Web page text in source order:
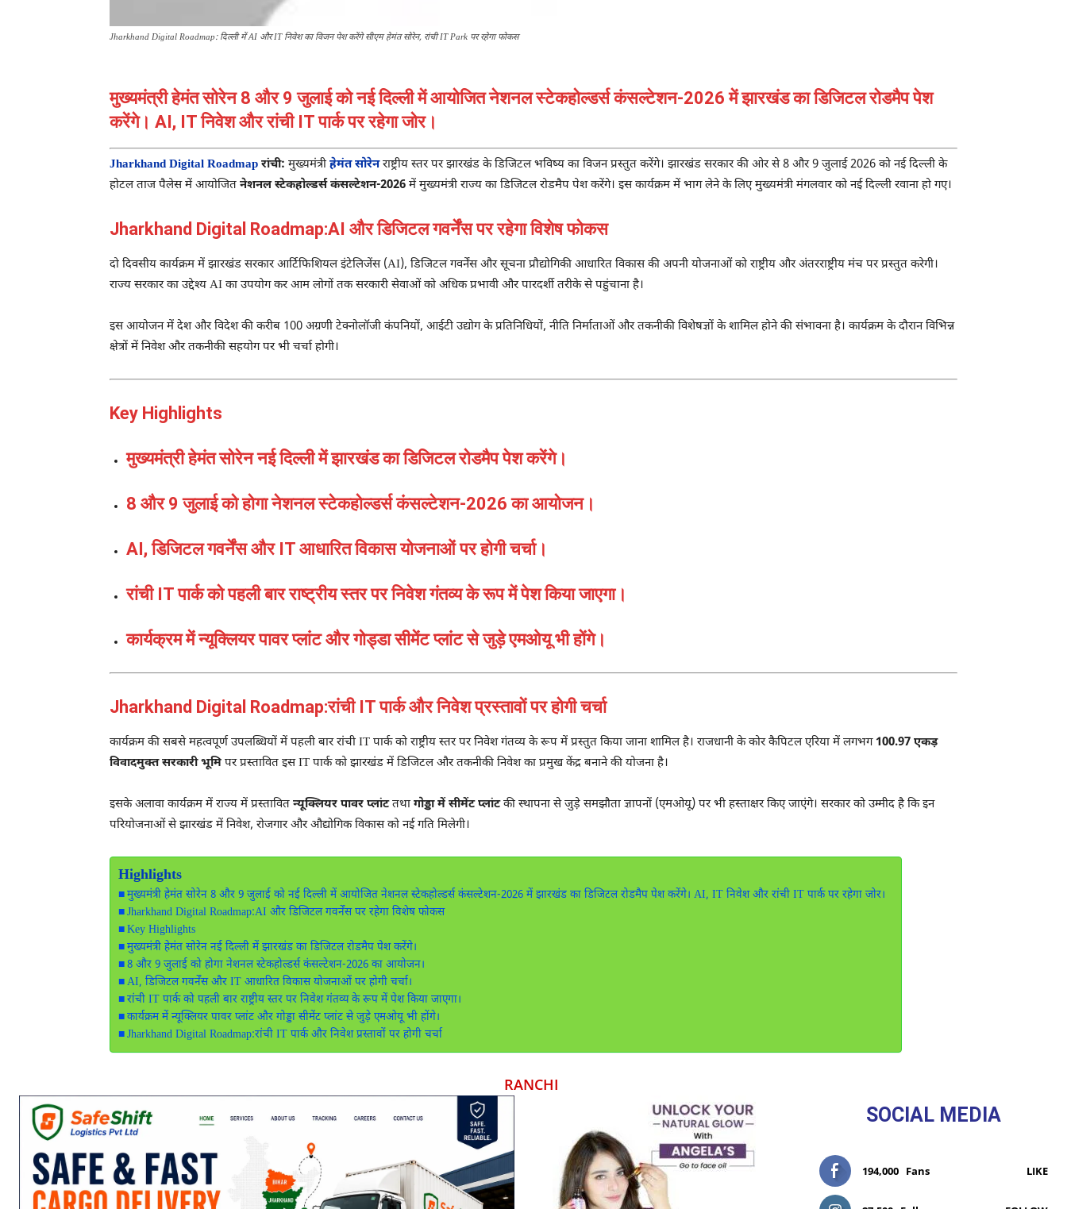
Jharkhand Digital Roadmap: दिल्ली में AI और IT निवेश का विजन पेश करेंगे सीएम हेमंत सोरेन, रांची IT Park पर रहेगा फोकस
मुख्यमंत्री हेमंत सोरेन 8 और 9 जुलाई को नई दिल्ली में आयोजित नेशनल स्टेकहोल्डर्स कंसल्टेशन-2026 में झारखंड का डिजिटल रोडमैप पेश
करेंगे। AI, IT निवेश और रांची IT पार्क पर रहेगा जोर।
Jharkhand Digital Roadmap रांची: मुख्यमंत्री हेमंत सोरेनराष्ट्रीय स्तर पर झारखंड के डिजिटल भविष्य का विजन प्रस्तुत करेंगे। झारखंड सरकार की ओर से 8 और 9 जुलाई 2026 को नई दिल्ली के
होटल ताज पैलेस में आयोजित नेशनल स्टेकहोल्डर्स कंसल्टेशन-2026 में मुख्यमंत्री राज्य का डिजिटल रोडमैप पेश करेंगे। इस कार्यक्रम में भाग लेने के लिए मुख्यमंत्री मंगलवार को नई दिल्ली रवाना हो गए।
Jharkhand Digital Roadmap:AI और डिजिटल गवर्नेंस पर रहेगा विशेष फोकस
दो दिवसीय कार्यक्रम में झारखंड सरकार आर्टिफिशियल इंटेलिजेंस (AI), डिजिटल गवर्नेंस और सूचना प्रौद्योगिकी आधारित विकास की अपनी योजनाओं को राष्ट्रीय और अंतरराष्ट्रीय मंच पर प्रस्तुत करेगी।
राज्य सरकार का उद्देश्य AI का उपयोग कर आम लोगों तक सरकारी सेवाओं को अधिक प्रभावी और पारदर्शी तरीके से पहुंचाना है।
इस आयोजन में देश और विदेश की करीब 100 अग्रणी टेक्नोलॉजी कंपनियों, आईटी उद्योग के प्रतिनिधियों, नीति निर्माताओं और तकनीकी विशेषज्ञों के शामिल होने की संभावना है। कार्यक्रम के दौरान विभिन्न
क्षेत्रों में निवेश और तकनीकी सहयोग पर भी चर्चा होगी।
Key Highlights
मुख्यमंत्री हेमंत सोरेन नई दिल्ली में झारखंड का डिजिटल रोडमैप पेश करेंगे।
8 और 9 जुलाई को होगा नेशनल स्टेकहोल्डर्स कंसल्टेशन-2026 का आयोजन।
AI, डिजिटल गवर्नेंस और IT आधारित विकास योजनाओं पर होगी चर्चा।
रांची IT पार्क को पहली बार राष्ट्रीय स्तर पर निवेश गंतव्य के रूप में पेश किया जाएगा।
कार्यक्रम में न्यूक्लियर पावर प्लांट और गोड्डा सीमेंट प्लांट से जुड़े एमओयू भी होंगे।
Jharkhand Digital Roadmap:रांची IT पार्क और निवेश प्रस्तावों पर होगी चर्चा
कार्यक्रम की सबसे महत्वपूर्ण उपलब्धियों में पहली बार रांची IT पार्क को राष्ट्रीय स्तर पर निवेश गंतव्य के रूप में प्रस्तुत किया जाना शामिल है। राजधानी के कोर कैपिटल एरिया में लगभग100.97 एकड़
विवादमुक्त सरकारी भूमि पर प्रस्तावित इस IT पार्क को झारखंड में डिजिटल और तकनीकी निवेश का प्रमुख केंद्र बनाने की योजना है।
इसके अलावा कार्यक्रम में राज्य में प्रस्तावित न्यूक्लियर पावर प्लांटतथा गोड्डा में सीमेंट प्लांटकी स्थापना से जुड़े समझौता ज्ञापनों (एमओयू) पर भी हस्ताक्षर किए जाएंगे। सरकार को उम्मीद है कि इन
परियोजनाओं से झारखंड में निवेश, रोजगार और औद्योगिक विकास को नई गति मिलेगी।
Highlights
मुख्यमंत्री हेमंत सोरेन 8 और 9 जुलाई को नई दिल्ली में आयोजित नेशनल स्टेकहोल्डर्स कंसल्टेशन-2026 में झारखंड का डिजिटल रोडमैप पेश करेंगे। AI, IT निवेश और रांची IT पार्क पर रहेगा जोर।
Jharkhand Digital Roadmap:AI और डिजिटल गवर्नेंस पर रहेगा विशेष फोकस
Key Highlights
मुख्यमंत्री हेमंत सोरेन नई दिल्ली में झारखंड का डिजिटल रोडमैप पेश करेंगे।
8 और 9 जुलाई को होगा नेशनल स्टेकहोल्डर्स कंसल्टेशन-2026 का आयोजन।
AI, डिजिटल गवर्नेंस और IT आधारित विकास योजनाओं पर होगी चर्चा।
रांची IT पार्क को पहली बार राष्ट्रीय स्तर पर निवेश गंतव्य के रूप में पेश किया जाएगा।
कार्यक्रम में न्यूक्लियर पावर प्लांट और गोड्डा सीमेंट प्लांट से जुड़े एमओयू भी होंगे।
Jharkhand Digital Roadmap:रांची IT पार्क और निवेश प्रस्तावों पर होगी चर्चा
RANCHI
SOCIAL MEDIA
194,000 Fans LIKE